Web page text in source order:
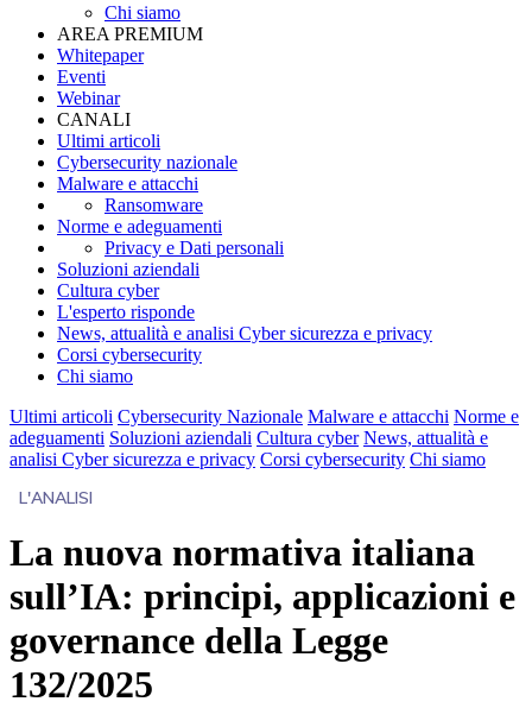
Chi siamo
AREA PREMIUM
Whitepaper
Eventi
Webinar
CANALI
Ultimi articoli
Cybersecurity nazionale
Malware e attacchi
Ransomware
Norme e adeguamenti
Privacy e Dati personali
Soluzioni aziendali
Cultura cyber
L'esperto risponde
News, attualità e analisi Cyber sicurezza e privacy
Corsi cybersecurity
Chi siamo
Ultimi articoli Cybersecurity Nazionale Malware e attacchi Norme e
adeguamenti Soluzioni aziendali Cultura cyber News, attualità e
analisi Cyber sicurezza e privacy Corsi cybersecurity Chi siamo
L'ANALISI
La nuova normativa italiana
sull’IA: principi, applicazioni e
governance della Legge
132/2025